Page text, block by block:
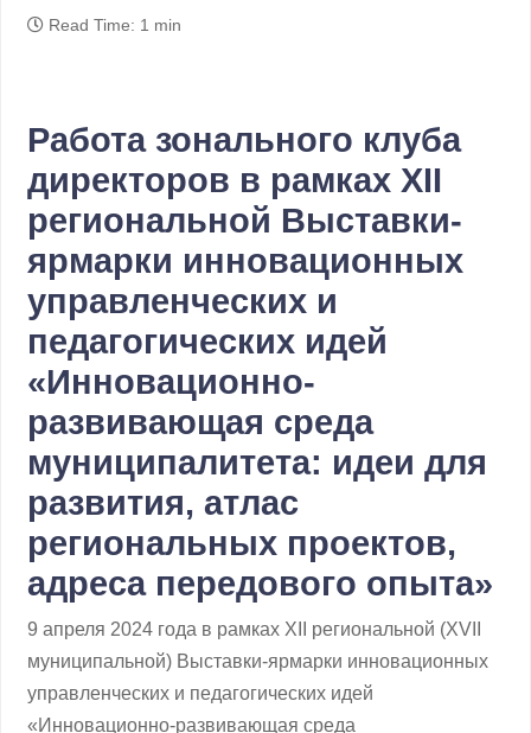
Read Time: 1 min
Работа зонального клуба
директоров в рамках XII
региональной Выставки-
ярмарки инновационных
управленческих и
педагогических идей
«Инновационно-
развивающая среда
муниципалитета: идеи для
развития, атлас
региональных проектов,
адреса передового опыта»
9 апреля 2024 года в рамках XII региональной (XVII
муниципальной) Выставки-ярмарки инновационных
управленческих и педагогических идей
«Инновационно-развивающая среда